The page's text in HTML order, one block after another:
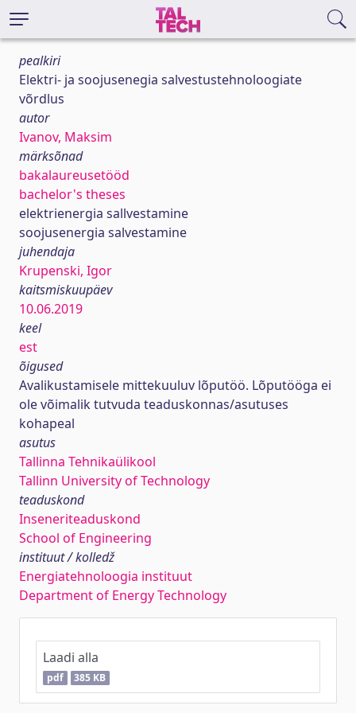
pealkiri
Elektri- ja soojusenegia salvestustehnoloogiate
võrdlus
autor
Ivanov, Maksim
märksõnad
bakalaureusetööd
bachelor's theses
elektrienergia sallvestamine
soojusenergia salvestamine
juhendaja
Krupenski, Igor
kaitsmiskuupäev
10.06.2019
keel
est
õigused
Avalikustamisele mittekuuluv lõputöö. Lõputööga ei
ole võimalik tutvuda teaduskonnas/asutuses
kohapeal
asutus
Tallinna Tehnikaülikool
Tallinn University of Technology
teaduskond
Inseneriteaduskond
School of Engineering
instituut / kolledž
Energiatehnoloogia instituut
Department of Energy Technology
Laadi alla
pdf 385 KB